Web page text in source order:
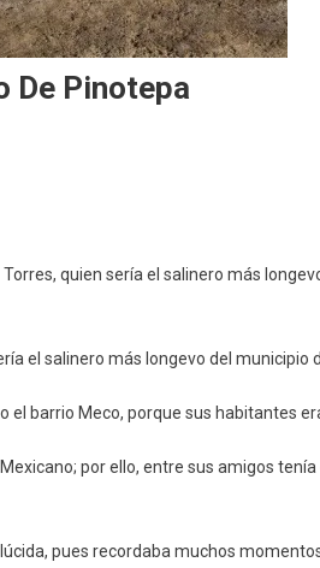
De Pinotepa
quien sería el salinero más
el salinero más longevo del municipio
el barrio Meco, porque sus habitantes
por ello, entre sus amigos tenía
pues recordaba muchos